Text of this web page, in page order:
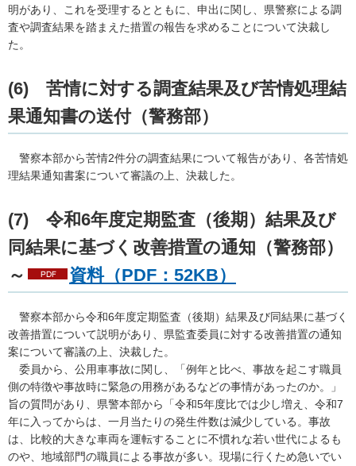
明があり、これを受理するとともに、申出に関し、県警察による調
査や調査結果を踏まえた措置の報告を求めることについて決裁し
た。
(6) 苦情に対する調査結果及び苦情処理結
果通知書の送付（警務部）
警察本部から苦情2件分の調査結果について報告があり、各苦情処
理結果通知書案について審議の上、決裁した。
(7) 令和6年度定期監査（後期）結果及び
同結果に基づく改善措置の通知（警務部）
～
資料（PDF：52KB）
警察本部から令和6年度定期監査（後期）結果及び同結果に基づく
改善措置について説明があり、県監査委員に対する改善措置の通知
案について審議の上、決裁した。
委員から、公用車事故に関し、「例年と比べ、事故を起こす職員
側の特徴や事故時に緊急の用務があるなどの事情があったのか。」
旨の質問があり、県警本部から「令和5年度比では少し増え、令和7
年に入ってからは、一月当たりの発生件数は減少している。事故
は、比較的大きな車両を運転することに不慣れな若い世代によるも
のや、地域部門の職員による事故が多い。現場に行くため急いでい